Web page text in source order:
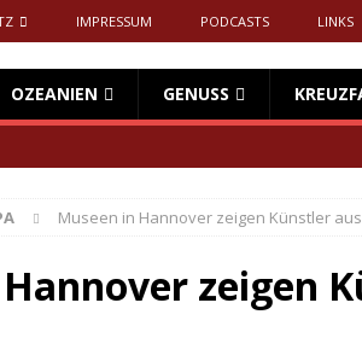
IMPRESSUM PODCASTS LINKS
OZEANIEN GENUSS
Museen in Hannover zeigen Künstler
zeigen